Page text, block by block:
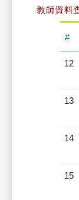
教師資料
#
12
13
14
15